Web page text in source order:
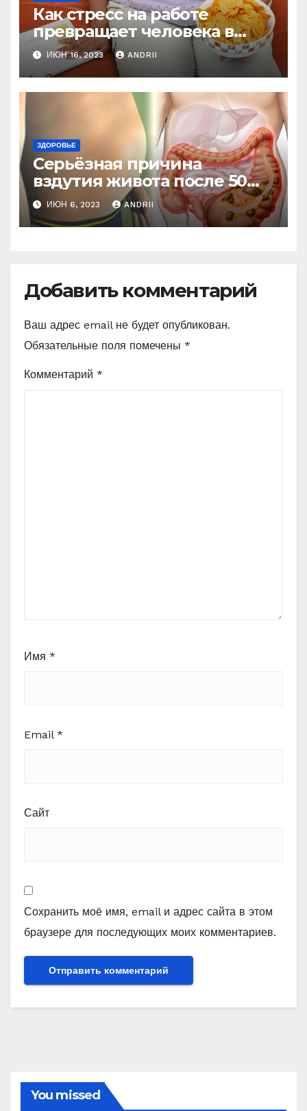
Как стресс на работе
превращает человека в
колобка! Так вот в чем дело!
ИЮН 16, 2023 ANDRII
ЗДОРОВЬЕ
Серьёзная причина
вздутия живота после 50
лет. Многие обращают на
это внимание, когда
становится поздно!
ИЮН 6, 2023 ANDRII
Добавить комментарий
Ваш адрес email не будет опубликован.
Обязательные поля помечены *
Комментарий *
Имя *
Email *
Сайт
Сохранить моё имя, email и адрес сайта в этом
браузере для последующих моих комментариев.
You missed